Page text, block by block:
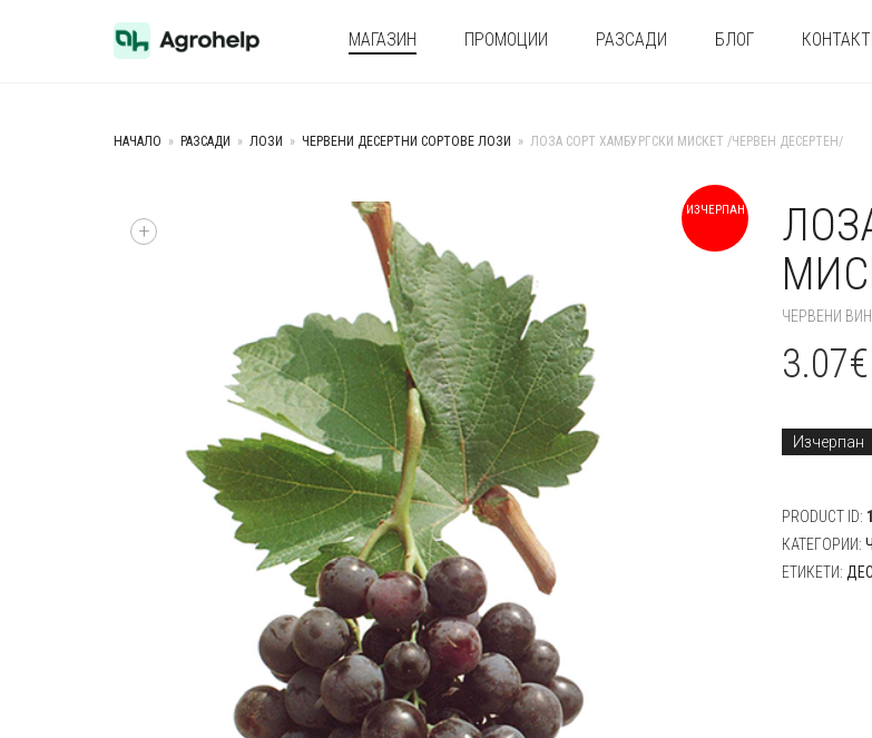
МАГАЗИН ПРОМОЦИИ РАЗСАДИ БЛОГ
НАЧАЛО » РАЗСАДИ » ЛОЗИ » ЧЕРВЕНИ ДЕСЕРТНИ СОРТОВЕ ЛОЗИ » ЛОЗА СОРТ ХАМБУРГСКИ МИСКЕТ /ЧЕРВЕН ДЕСЕРТЕН/
ИЗЧЕРПАН
+
ЧЕРВЕНИ
3.07€
Изчерпан
PRODUCT ID:
КАТЕГОРИИ:
ЕТИКЕТИ: